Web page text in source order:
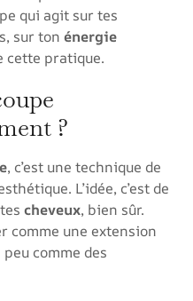
qui agit sur tes
sur ton énergie
cette pratique.
?
, c’est une technique de
L’idée, c’est de
cheveux, bien sûr.
comme une extension
comme des